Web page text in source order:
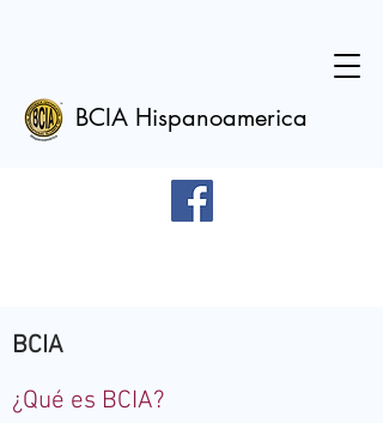
BCIA Hispanoamerica
BCIA
¿Qué es BCIA?